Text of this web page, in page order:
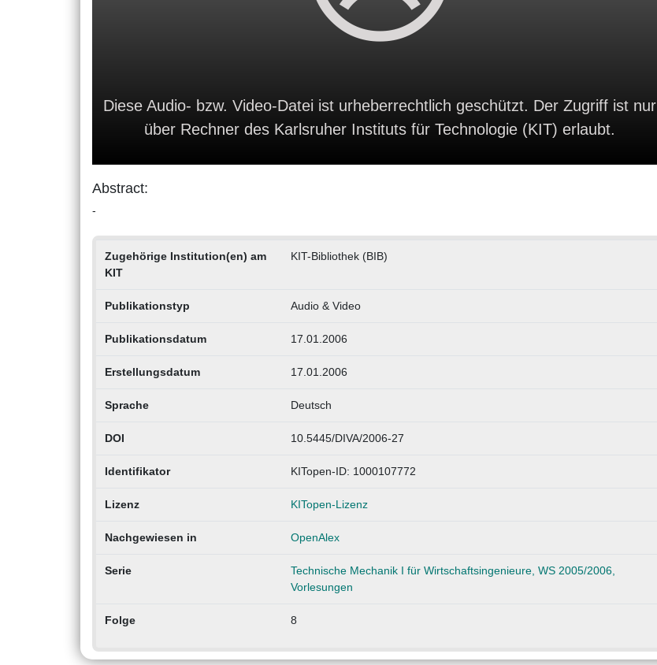
Diese Audio- bzw. Video-Datei ist urheberrechtlich geschützt. Der Zugriff ist nur
über Rechner des Karlsruher Instituts für Technologie (KIT) erlaubt.
Abstract:
-
Zugehörige Institution(en) am
KIT
KIT-Bibliothek (BIB)
Publikationstyp Audio & Video
Publikationsdatum 17.01.2006
Erstellungsdatum 17.01.2006
Sprache Deutsch
DOI 10.5445/DIVA/2006-27
Identifikator KITopen-ID: 1000107772
Lizenz KITopen-Lizenz
Nachgewiesen in OpenAlex
Serie
Technische Mechanik I für Wirtschaftsingenieure, WS 2005/2006,
Vorlesungen
Folge 8